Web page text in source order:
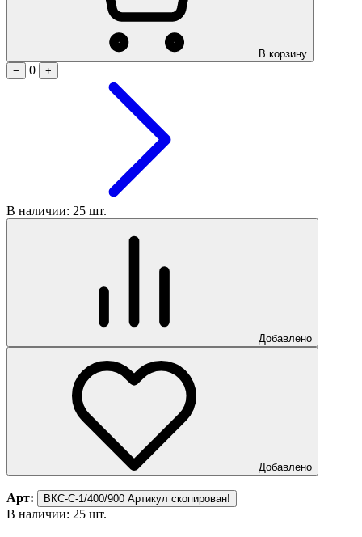
В корзину
−
0 +
В наличии: 25 шт.
Добавлено
Добавлено
Арт: ВКС-С-1/400/900 Артикул скопирован!
В наличии: 25 шт.